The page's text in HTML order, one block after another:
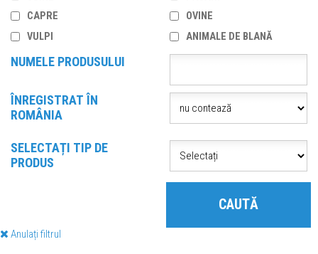
CAPRE
OVINE
VULPI
ANIMALE DE BLANĂ
NUMELE PRODUSULUI
ÎNREGISTRAT ÎN
ROMÂNIA
SELECTAȚI TIP DE
PRODUS
CAUTĂ
Anulați filtrul